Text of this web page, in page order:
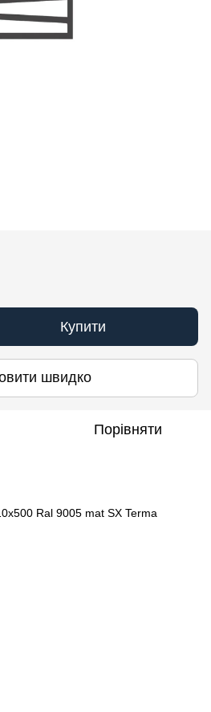
Купити
швидко
Порівняти
Ral 9005 mat SX Terma